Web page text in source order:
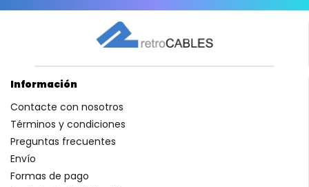
Información
Contacte con nosotros
Términos y condiciones
Preguntas frecuentes
Envío
Formas de pago